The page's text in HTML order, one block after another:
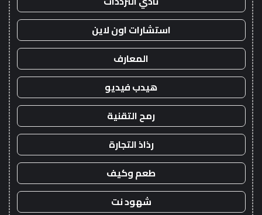
استشارات اون لاين
المعارف
هيدب فيديو
رمح التقنية
رذاذ التجارة
طعم وكيف
شهود نت